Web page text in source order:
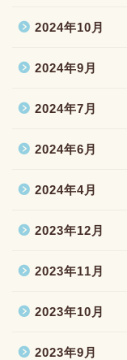
2024年10月
2024年9月
2024年7月
2024年6月
2024年4月
2023年12月
2023年11月
2023年10月
2023年9月